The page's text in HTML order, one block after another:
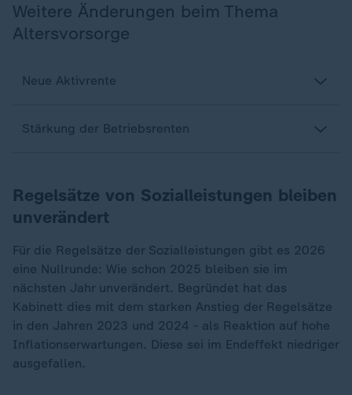
Weitere Änderungen beim Thema
Altersvorsorge
Neue Aktivrente
Stärkung der Betriebsrenten
Regelsätze von Sozialleistungen bleiben
unverändert
Für die Regelsätze der Sozialleistungen gibt es 2026
eine Nullrunde: Wie schon 2025 bleiben sie im
nächsten Jahr unverändert. Begründet hat das
Kabinett dies mit dem starken Anstieg der Regelsätze
in den Jahren 2023 und 2024 - als Reaktion auf hohe
Inflationserwartungen. Diese sei im Endeffekt niedriger
ausgefallen.